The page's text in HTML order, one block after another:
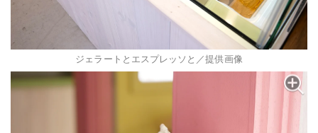
ジェラートとエスプレッソと／提供画像